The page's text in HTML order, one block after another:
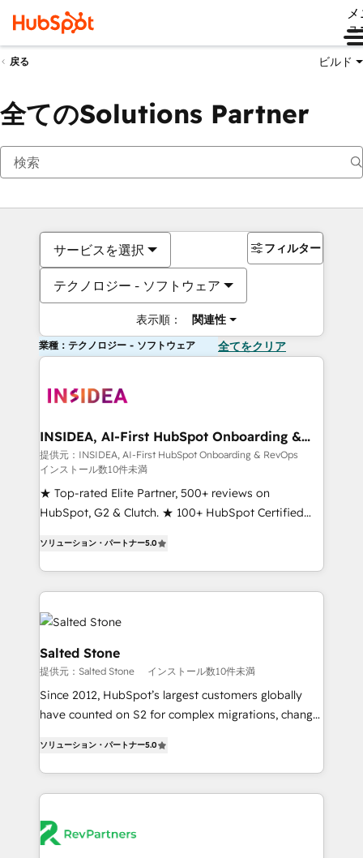
ュ
戻る ビルド
全てのSolutions Partner
サービスを選択
テクノロジー - ソフトウェア
表示順： 関連性
フィルター
業種：テクノロジー - ソフトウェア 全てをクリア
INSIDEA, AI-First HubSpot Onboarding &
RevOps
提供元：INSIDEA, AI-First HubSpot Onboarding & RevOps
インストール数10件未満
★ Top-rated Elite Partner, 500+ reviews on
HubSpot, G2 & Clutch. ★ 100+ HubSpot Certified
implementations across five continents ★ AI-First,
RevOps-led, Onboarding obsessed ★ Company of
the Year 2024/25 INSIDEA helps growing companies
turn HubSpot into a revenue engine. We onboard
your team, migrate your data, and build AI-powered
workflows that drive adoption from week one, in
your time zone. What we do ➤ Onboarding: Live in
weeks, with workflows built around your business,
not a template. ➤ Migration: Move from any legacy
CRM. Zero downtime, full data integrity. ➤
Implementation: Configure HubSpot to run your
revenue process. Sales, marketing, and service wired
Ongoing Management: Monthly tune-ups, feature
rollouts, adoption coaching. Buying HubSpot,
ソリューション・パートナー5.0
Salted Stone
提供元：Salted Stone インストール数10件未満
Since 2012, HubSpot’s largest customers globally
have counted on S2 for complex migrations, change
solutions that deliver measurable impact and
transform brand experiences As one of the few full-
service creative agencies in the HubSpot
winning design to build scalable, globally
ソリューション・パートナー5.0